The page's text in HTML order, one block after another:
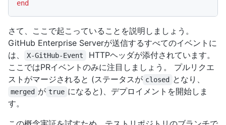
end
さて、ここで起こっていることを説明しましょう。
GitHub Enterprise Serverが送信するすべてのイベントに
は、
X-GitHub-Event
HTTPヘッダが添付されています。
ここではPRイベントのみに注目しましょう。 プルリクエ
ストがマージされると (ステータスが closed となり、
merged が true になると)、デプロイメントを開始しま
す。